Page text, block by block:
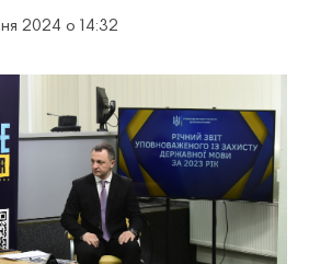
2024 о 14:32